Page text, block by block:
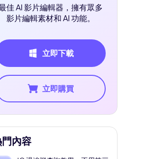
佳 AI 影片編輯器，擁有眾多
影片編輯素材和 AI 功能。
立即下載
立即購買
內容